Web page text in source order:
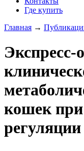
Где купить
Главная →
Экспресс-
кошек